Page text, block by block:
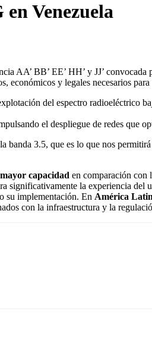
Venezuela
AA’ BB’ EE’ HH’ y JJ’ convocada
económicos y legales necesarios
del espectro radioeléctrico
el despliegue de redes que
3.5, que es lo que nos
mayor capacidad en comparación con
significativamente la experiencia del
su implementación. En América
con la infraestructura y la